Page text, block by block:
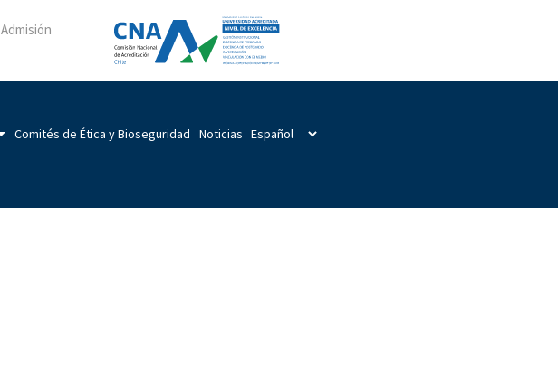
Admisión
Comités de Ética y Bioseguridad Noticias